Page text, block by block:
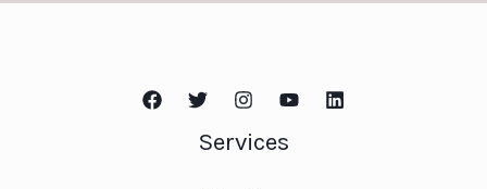
Services